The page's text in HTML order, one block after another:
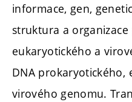
informace, gen,
struktura a
eukaryotického a
DNA prokaryotického,
virového genomu.